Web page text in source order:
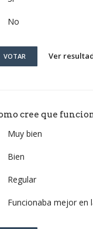
No
VOTAR Ver
cree que
Muy bien
Bien
Regular
Funcionaba mejor en